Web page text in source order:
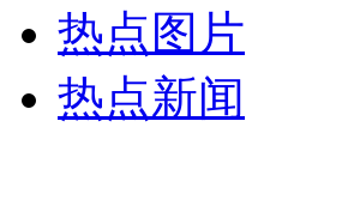
热点图片
热点新闻